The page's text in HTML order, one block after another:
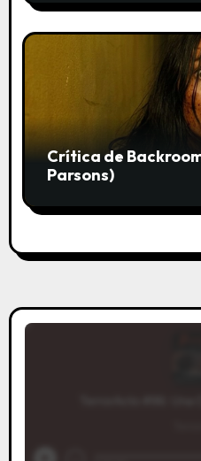
Crítica de
Parsons)